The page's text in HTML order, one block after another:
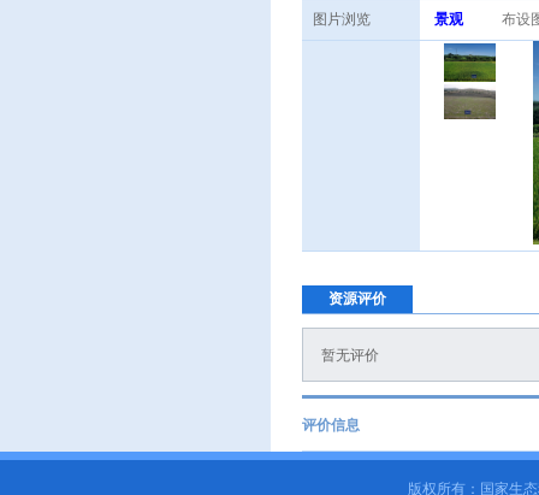
图片浏览 景观 布设
资源评价
暂无评价
评价信息
版权所有：国家生